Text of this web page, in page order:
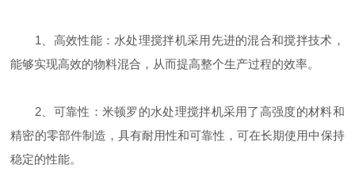
1、高效性能：水处理搅拌机采用先进的混合和搅拌技术，
能够实现高效的物料混合，从而提高整个生产过程的效率。
2、可靠性：米顿罗的水处理搅拌机采用了高强度的材料和
精密的零部件制造，具有耐用性和可靠性，可在长期使用中保持
稳定的性能。